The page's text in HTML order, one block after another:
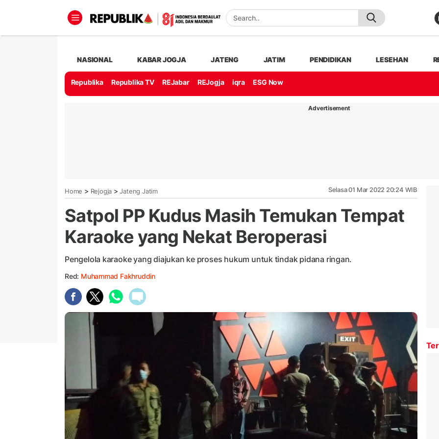
NASIONAL KABAR JOGJA JATENG JATIM PENDIDIKAN LESEHAN
Republika Republika TV REJabar REJogja iqra ESG Now
Advertisement
Home > Rejogja > Jateng Jatim Selasa 01 Mar 2022 20:24 WIB
Satpol PP Kudus Masih Temukan Tempat
Karaoke yang Nekat Beroperasi
Pengelola karaoke yang diajukan ke proses hukum untuk tindak pidana ringan.
Red: Muhammad Fakhruddin